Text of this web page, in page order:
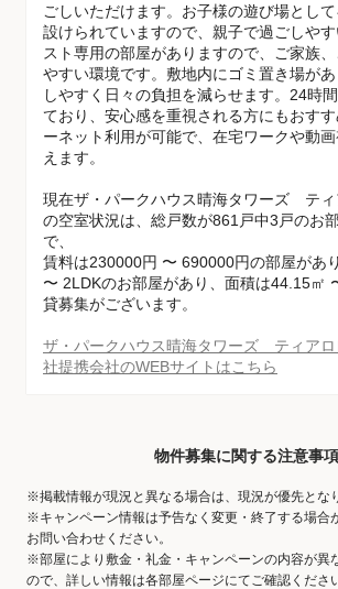
ごしいただけます。お子様の遊び場とし
設けられていますので、親子で過ごしや
スト専用の部屋がありますので、ご家族
やすい環境です。敷地内にゴミ置き場が
しやすく日々の負担を減らせます。24時
ており、安心感を重視される方にもおす
ーネット利用が可能で、在宅ワークや動
えます。
現在ザ・パークハウス晴海タワーズ ティ
の空室状況は、総戸数が861戸中3戸のお
で、
賃料は230000円 〜 690000円の部屋があ
〜 2LDKのお部屋があり、面積は44.15㎡
貸募集がございます。
ザ・パークハウス晴海タワーズ ティア
社提携会社のWEBサイトはこちら
物件募集に関する注意事項
※掲載情報が現況と異なる場合は、現況が優先とな
※キャンペーン情報は予告なく変更・終了する場合
お問い合わせください。
※部屋により敷金・礼金・キャンペーンの内容が異
ので、詳しい情報は各部屋ページにてご確認くださ